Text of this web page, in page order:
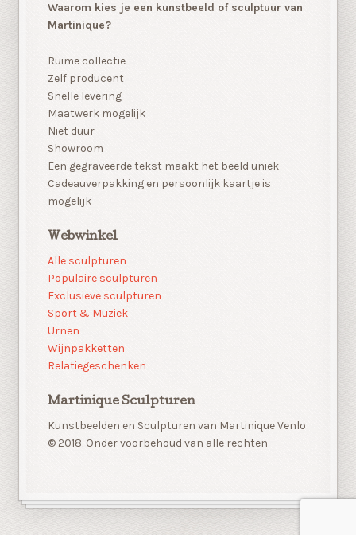
Waarom kies je een kunstbeeld of sculptuur van
Martinique?
Ruime collectie
Zelf producent
Snelle levering
Maatwerk mogelijk
Niet duur
Showroom
Een gegraveerde tekst maakt het beeld uniek
Cadeauverpakking en persoonlijk kaartje is
mogelijk
Webwinkel
Alle sculpturen
Populaire sculpturen
Exclusieve sculpturen
Sport & Muziek
Urnen
Wijnpakketten
Relatiegeschenken
Martinique Sculpturen
Kunstbeelden en Sculpturen van Martinique Venlo
© 2018. Onder voorbehoud van alle rechten